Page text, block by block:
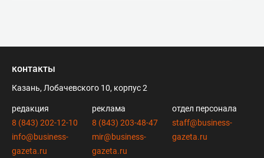
контакты
Казань, Лобачевского 10, корпус 2
редакция
8 (843) 202-12-10
info@business-
gazeta.ru
реклама
8 (843) 203-48-47
mir@business-
gazeta.ru
отдел персонала
staff@business-
gazeta.ru